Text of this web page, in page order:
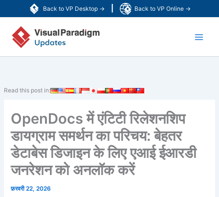
Back to VP Desktop → Back to VP Online →
to
content
Read this post in:
OpenDocs में एंटिटी रिलेशनशिप
डायग्राम समर्थन का परिचय: बेहतर
डेटाबेस डिजाइन के लिए एआई ईआरडी
जनरेशन को अनलॉक करें
फ़रवरी 22, 2026